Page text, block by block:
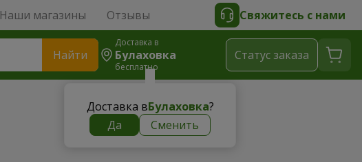
Наши магазины Отзывы Свяжитесь с нами
Найти
Доставка в
Булаховка
бесплатно
Доставка вБулаховка?
Да
Сменить
Cтатус заказа